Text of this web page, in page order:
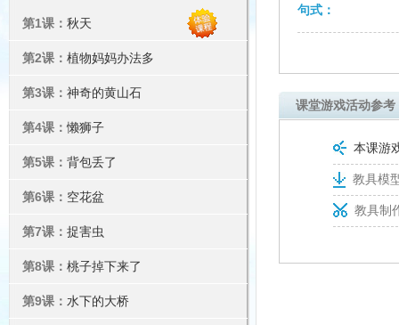
第1课： 秋天
第2课： 植物妈妈办法多
第3课： 神奇的黄山石
第4课：懒狮子
第5课： 背包丢了
第6课： 空花盆
第7课： 捉害虫
第8课： 桃子掉下来了
第9课： 水下的大桥
句式：
课堂游戏活动参考
本课游
教具模
教具制